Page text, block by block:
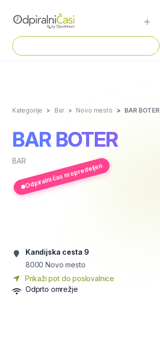
Kategorije Bar Novo mesto BAR BOTER
BAR BOTER
BAR
Odpiralni čas ni opredeljen
Kandijska cesta 9
8000 Novo mesto
Prikaži pot do poslovalnice
Odprto omrežje